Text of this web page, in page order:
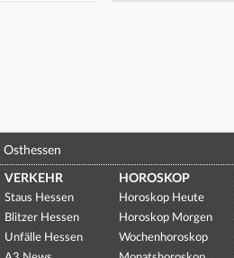
Osthessen
VERKEHR
Staus Hessen
Blitzer Hessen
Unfälle Hessen
HOROSKOP
Horoskop Heute
Horoskop Morgen
Wochenhoroskop